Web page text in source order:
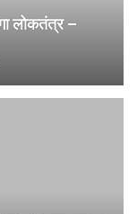
लोकतंत्र –